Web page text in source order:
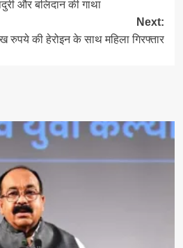
और बलिदान की गाथा
Next:
रुपये की हेरोइन के साथ महिला गिरफ्तार